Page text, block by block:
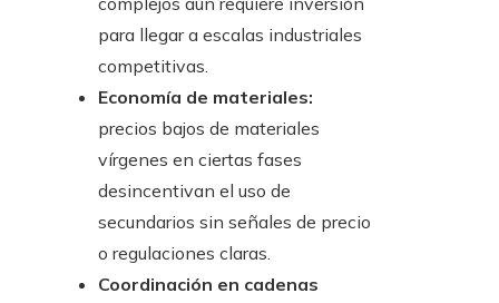
para llegar a escalas industriales
competitivas.
Economía de materiales:
precios bajos de materiales
vírgenes en ciertas fases
desincentivan el uso de
secundarios sin señales de precio
o regulaciones claras.
Coordinación en cadenas